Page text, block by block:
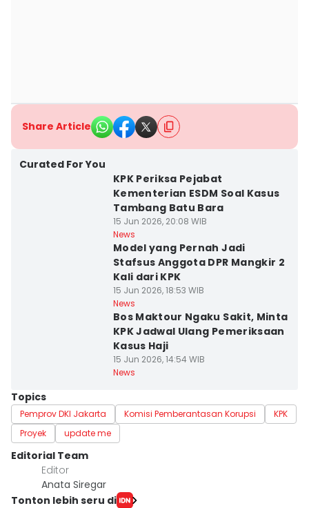
Share Article
Curated For You
KPK Periksa Pejabat
Kementerian ESDM Soal Kasus
Tambang Batu Bara
15 Jun 2026, 20:08 WIB
News
Model yang Pernah Jadi
Stafsus Anggota DPR Mangkir 2
Kali dari KPK
15 Jun 2026, 18:53 WIB
News
Bos Maktour Ngaku Sakit, Minta
KPK Jadwal Ulang Pemeriksaan
Kasus Haji
15 Jun 2026, 14:54 WIB
News
Topics
Pemprov DKI Jakarta Komisi Pemberantasan Korupsi
KPK
Proyek
update me
Editorial Team
Editor
Anata Siregar
Tonton lebih seru di